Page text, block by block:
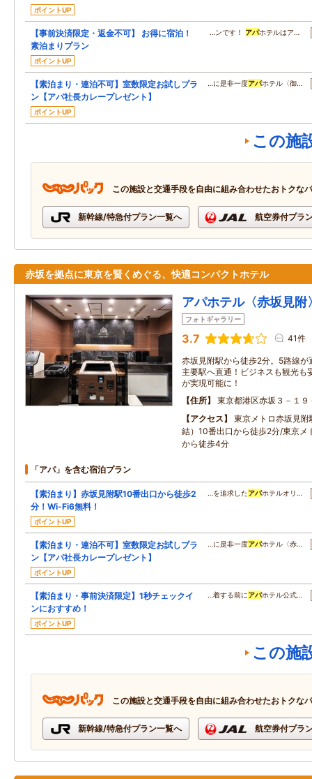
ポイントUP
【事前決済限定・返金不可】 お得に宿泊！
素泊まりプラン
ポイントUP
…ンです！ アパホテルはア…
【素泊まり・連泊不可】室数限定お試しプラ
ン【アパ社長カレープレゼント】
ポイントUP
…に是非一度アパホテル〈御…
この施
この施設と交通手段を自由に組み合わせたおトクな
新幹線/特急付プラン一覧へ 航空券付プラ
赤坂を拠点に東京を賢くめぐる、快適コンパクトホテル
アパホテル〈赤坂見附
フォトギャラリー
3.7 41件
赤坂見附駅から徒歩2分。5路線
主要駅へ直通！ビジネスも観光も
が実現可能に！
住所
東京都港区赤坂３－１９
アクセス
東京メトロ赤坂見
結）10番出口から徒歩2分/東京メ
から徒歩4分
「アパ」を含む宿泊プラン
【素泊まり】赤坂見附駅10番出口から徒歩2
分！Wi-Fi6無料！
ポイントUP
…を追求したアパホテルオリ…
【素泊まり・連泊不可】室数限定お試しプラ
ン【アパ社長カレープレゼント】
ポイントUP
…に是非一度アパホテル〈赤…
【素泊まり・事前決済限定】1秒チェックイ
ンにおすすめ！
ポイントUP
…着する前にアパホテル公式…
この施
この施設と交通手段を自由に組み合わせたおトクな
新幹線/特急付プラン一覧へ 航空券付プラ